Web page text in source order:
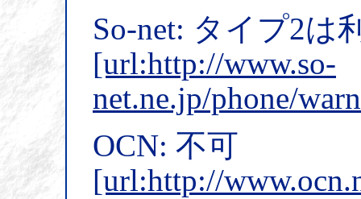
So-net: タイプ2は
[url:http://www.so-
net.ne.jp/phone/
OCN: 不可
[url:http://